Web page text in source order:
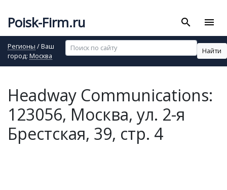
Poisk-Firm.ru search menu
Регионы / Ваш
город: Москва
Найти
Headway Communications:
123056, Москва, ул. 2-я
Брестская, 39, стр. 4